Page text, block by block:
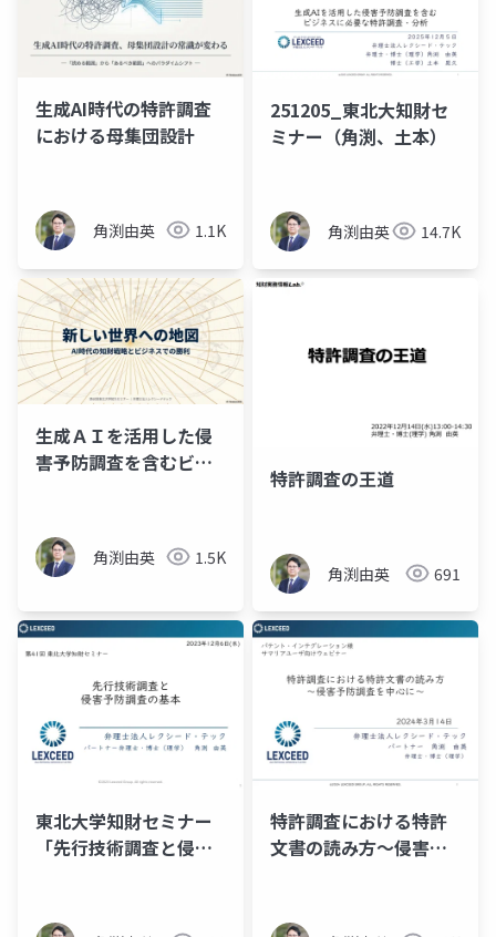
生成AI時代の特許調査
における母集団設計
角渕由英 1.1K
251205_東北大知財セ
ミナー（角渕、土本）
角渕由英 14.7K
生成ＡＩを活用した侵
害予防調査を含むビジ
料）
角渕由英 1.5K
特許調査の王道
角渕由英 691
東北大学知財セミナー
「先行技術調査と侵害
特許調査における特許
文書の読み方～侵害予